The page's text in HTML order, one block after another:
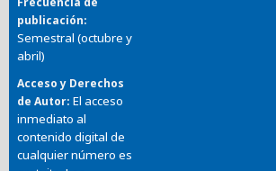
publicación
Semestral (octubre y
abril)
Acceso y Derechos
de Autor El acceso
inmediato al
contenido digital de
cualquier número es